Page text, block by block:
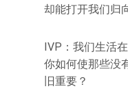
却能打开我们归
IVP：我们生活
你如何使那些没
旧重要？